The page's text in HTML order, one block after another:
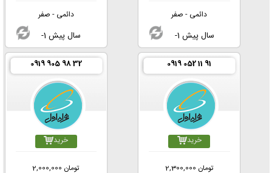
دائمی - صفر
-1 سال پیش
دائمی - صفر
-1 سال پیش
0919 052 11 91
خرید
2,300,000 تومان
0919 905 98 32
خرید
2,000,000 تومان